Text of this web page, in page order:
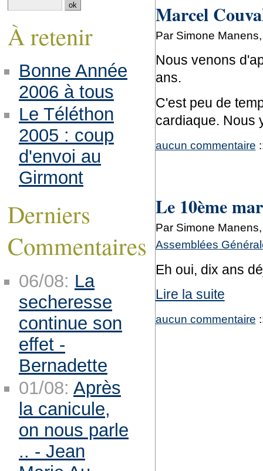
Marcel
Par Simone
Nous venons
ans.
C'est peu de
cardiaque. Nous
aucun commentaire
Le 10ème
Par Simone
Assemblées
Eh oui, dix ans
Lire la suite
aucun commentaire
À retenir
Bonne Année
2006 à tous
Le Téléthon
2005 : coup
d'envoi au
Girmont
Derniers
Commentaires
06/08: La
secheresse
continue son
effet -
Bernadette
01/08: Après
la canicule,
on nous parle
.. - Jean